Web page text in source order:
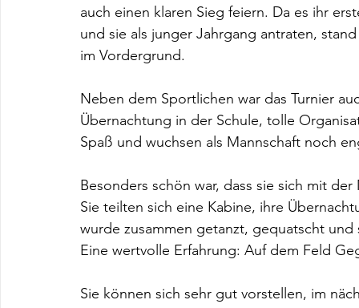
auch einen klaren Sieg feiern. Da es ihr
und sie als junger Jahrgang antraten,
im Vordergrund.
Neben dem Sportlichen war das Turnier
Übernachtung in der Schule, tolle
Spaß und wuchsen als Mannschaft noch
Besonders schön war, dass sie sich mit
Sie teilten sich eine Kabine, ihre
wurde zusammen getanzt, gequatscht
Eine wertvolle Erfahrung: Auf dem Feld
Sie können sich sehr gut vorstellen, im